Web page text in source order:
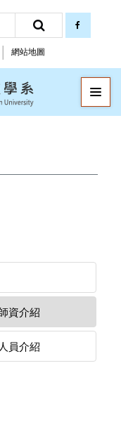
搜尋
網站地圖
華梵大學智慧
—
—
—
資介紹
員介紹